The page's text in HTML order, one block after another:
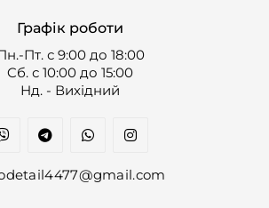
Графік роботи
Пт. с 9:00 до 18:00
Cб. с 10:00 до 15:00
Нд. - Вихідний